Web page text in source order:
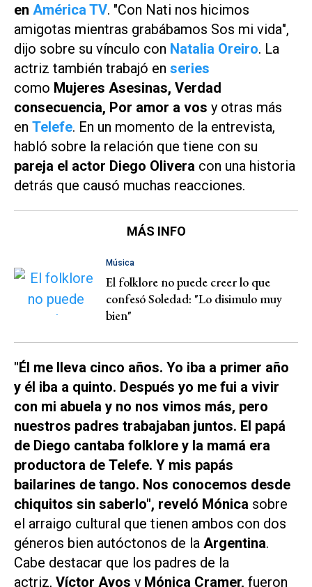
en América TV. "Con Nati nos hicimos
amigotas mientras grabábamos Sos mi vida",
dijo sobre su vínculo con Natalia Oreiro. La
actriz también trabajó en series
como Mujeres Asesinas, Verdad
consecuencia, Por amor a vos y otras más
en Telefe. En un momento de la entrevista,
habló sobre la relación que tiene con su
pareja el actor Diego Olivera con una historia
detrás que causó muchas reacciones.
MÁS INFO
Música
El folklore no puede creer lo que
confesó Soledad: "Lo disimulo muy
bien"
"Él me lleva cinco años. Yo iba a primer año
y él iba a quinto. Después yo me fui a vivir
con mi abuela y no nos vimos más, pero
nuestros padres trabajaban juntos. El papá
de Diego cantaba folklore y la mamá era
productora de Telefe. Y mis papás
bailarines de tango. Nos conocemos desde
chiquitos sin saberlo", reveló Mónica sobre
el arraigo cultural que tienen ambos con dos
géneros bien autóctonos de la Argentina.
Cabe destacar que los padres de la
actriz, Víctor Ayos y Mónica Cramer, fueron